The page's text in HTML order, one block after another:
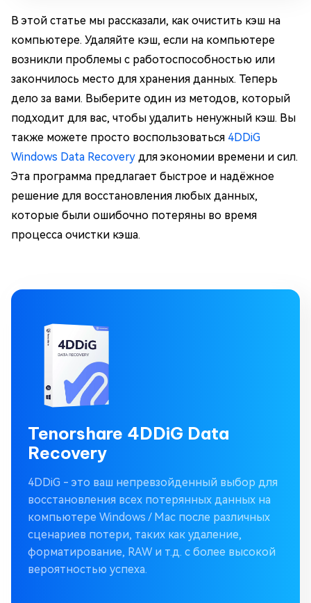
В этой статье мы рассказали, как очистить кэш на
компьютере. Удаляйте кэш, если на компьютере
возникли проблемы с работоспособностью или
закончилось место для хранения данных. Теперь
дело за вами. Выберите один из методов, который
подходит для вас, чтобы удалить ненужный кэш. Вы
также можете просто воспользоваться 4DDiG
Windows Data Recovery для экономии времени и сил.
Эта программа предлагает быстрое и надёжное
решение для восстановления любых данных,
которые были ошибочно потеряны во время
процесса очистки кэша.
Tenorshare 4DDiG Data
Recovery
4DDiG - это ваш непревзойденный выбор для
восстановления всех потерянных данных на
компьютере Windows / Mac после различных
сценариев потери, таких как удаление,
форматирование, RAW и т.д. с более высокой
вероятностью успеха.